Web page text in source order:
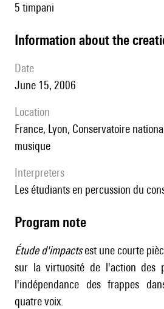
5 timpani
information about the
date
June 15, 2006
location
France, Lyon, Conservatoire national supérieur de
musique
interpreters
Les étudiants en percussion du
Program note
Étude d'impactsest une courte
sur la virtuosité de l'action des
l'indépendance des frappes
quatre voix.